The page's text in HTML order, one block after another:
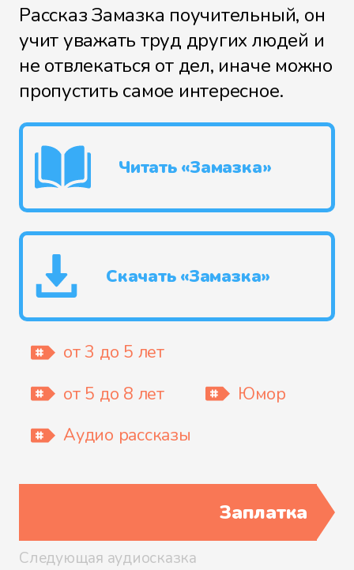
Рассказ Замазка поучительный, он
учит уважать труд других людей и
не отвлекаться от дел, иначе можно
пропустить самое интересное.
Читать «Замазка»
Скачать «Замазка»
от 3 до 5 лет
от 5 до 8 лет
Юмор
Аудио рассказы
Заплатка
Следующая аудиосказка